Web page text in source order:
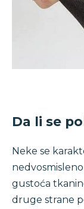
Da li se
Neke se
gustoća
druge strane